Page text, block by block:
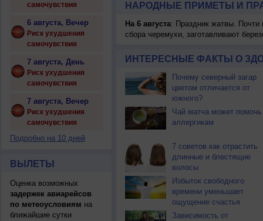
самочувствия
6 августа, Вечер
Риск ухудшения
самочувствия
7 августа, День
Риск ухудшения
самочувствия
7 августа, Вечер
Риск ухудшения
самочувствия
Подробно на 10 дней
ВЫЛЕТЫ
Оценка возможных
задержек авиарейсов
по метеоусловиям на
ближайшие сутки
НАРОДНЫЕ ПРИМЕТЫ И
На 6 августа: Праздник жатвы. Почти
сбора черемухи, заготавливают
ИНТЕРЕСНЫЕ ФАКТЫ О
Почему северный загар
цветом отличается от
южного?
Чай матча может помочь
аллергикам
7 советов как отрастить
длинные и блестящие
волосы
Избыток свободного
времени уменьшает
ощущение счастья
Зависимость от